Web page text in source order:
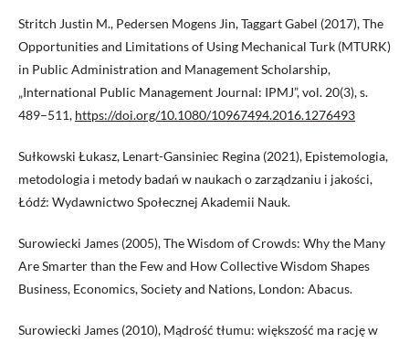
Stritch Justin M., Pedersen Mogens Jin, Taggart Gabel (2017), The
Opportunities and Limitations of Using Mechanical Turk (MTURK)
in Public Administration and Management Scholarship,
„International Public Management Journal: IPMJ”, vol. 20(3), s.
489–511, https://doi.org/10.1080/10967494.2016.1276493
Sułkowski Łukasz, Lenart-Gansiniec Regina (2021), Epistemologia,
metodologia i metody badań w naukach o zarządzaniu i jakości,
Łódź: Wydawnictwo Społecznej Akademii Nauk.
Surowiecki James (2005), The Wisdom of Crowds: Why the Many
Are Smarter than the Few and How Collective Wisdom Shapes
Business, Economics, Society and Nations, London: Abacus.
Surowiecki James (2010), Mądrość tłumu: większość ma rację w